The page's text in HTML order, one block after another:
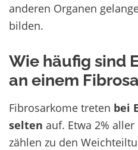
anderen Organen
bilden.
Wie häufig sind
an einem
Fibrosarkome treten bei
selten auf. Etwa 2%
zählen zu den